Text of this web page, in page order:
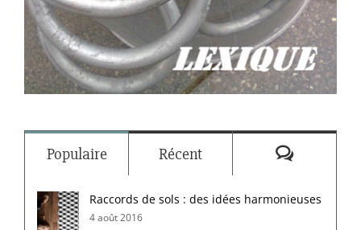
Populaire Récent
Raccords de sols : des idées harmonieuses
4 août 2016